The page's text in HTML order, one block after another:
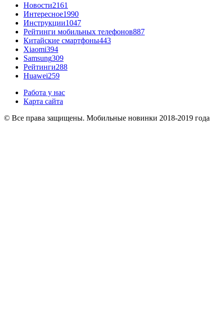
Новости2161
Интересное1990
Инструкции1047
Рейтинги мобильных телефонов887
Китайские смартфоны443
Xiaomi394
Samsung309
Рейтинги288
Huawei259
Работа у нас
Карта сайта
© Все права защищены. Мобильные новинки 2018-2019 года